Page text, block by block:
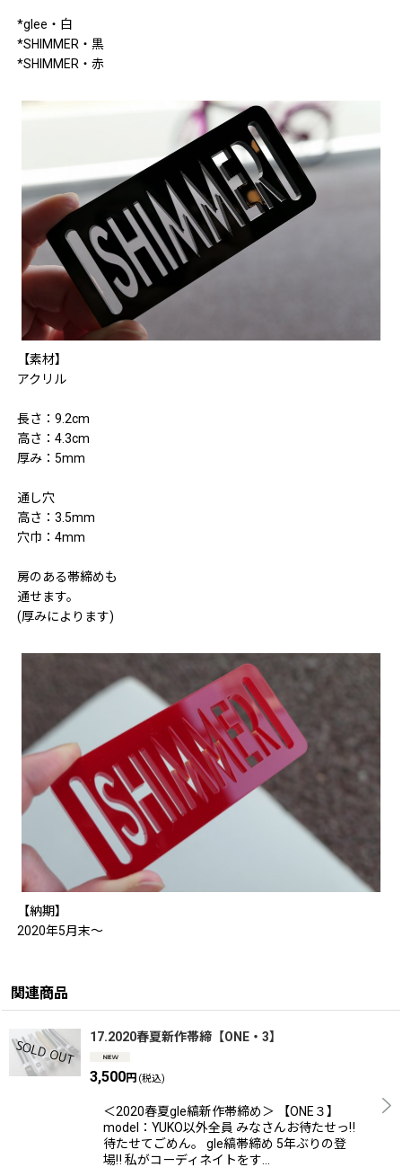
*glee・白
*SHIMMER・黒
*SHIMMER・赤
【素材】
アクリル
長さ：9.2cm
高さ：4.3cm
厚み：5mm
通し穴
高さ：3.5mm
穴巾：4mm
房のある帯締めも
通せます。
(厚みによります)
【納期】
2020年5月末〜
関連商品
17.2020春夏新作帯締【ONE・3】
3,500円 (税込)
＜2020春夏gle縞新作帯締め＞ 【ONE３】
model：YUKO以外全員 みなさんお待たせっ‼
待たせてごめん。 gle縞帯締め 5年ぶりの登
場‼ 私がコーディネイトをす…